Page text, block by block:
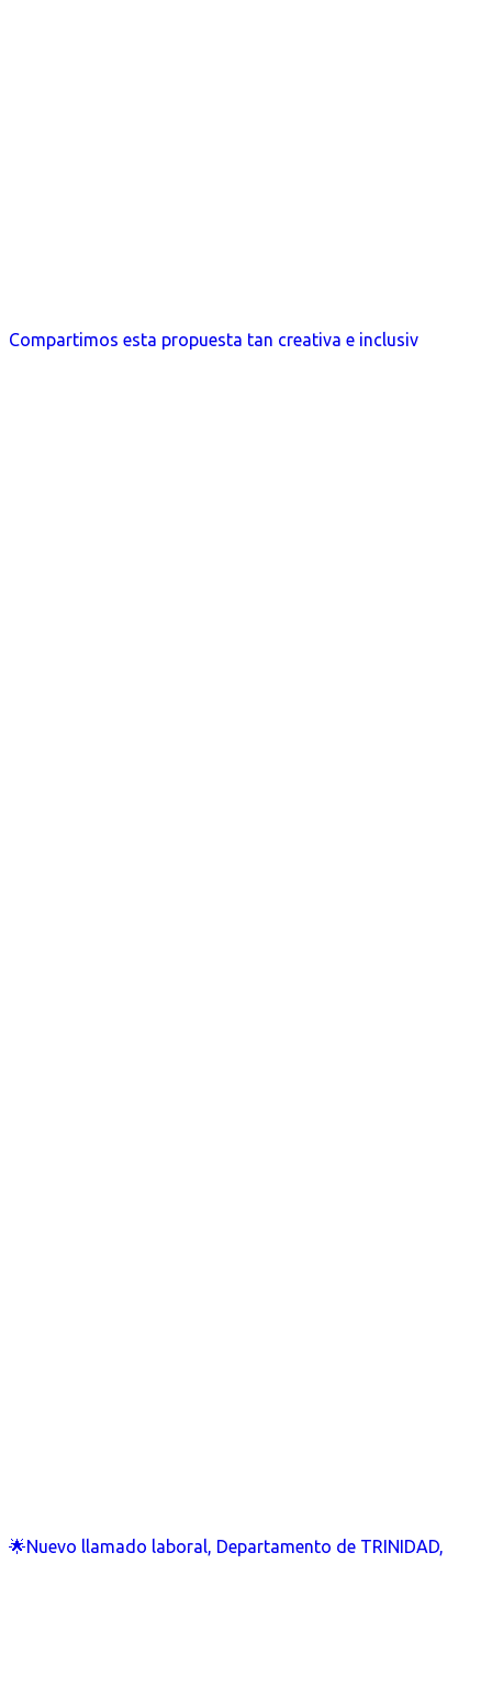
Compartimos esta propuesta tan creativa e inclusiv
🌟Nuevo llamado laboral, Departamento de TRINIDAD,